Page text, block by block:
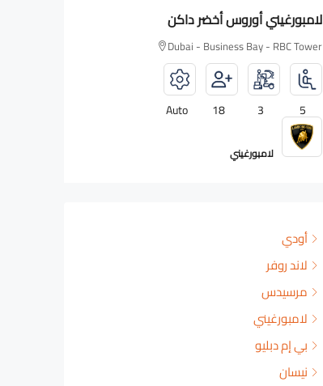
لامبورغيني أوروس أخضر داكن
Dubai - Business Bay - RBC Tower
5
3
18
Auto
لامبورغيني
أودي
لاند روفر
مرسيدس
لامبورغيني
بي إم دبليو
نيسان